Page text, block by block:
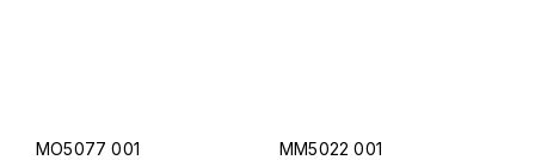
MO5077 001 MM5022 001